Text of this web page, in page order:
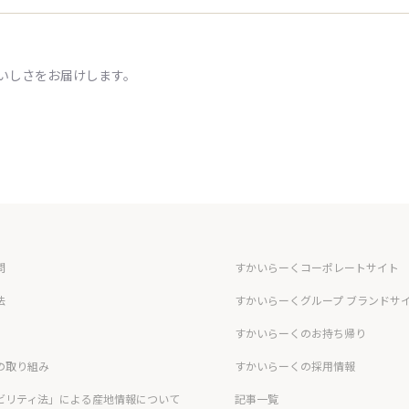
さをお届けします。
取り組み
リティ法」による産地情報について
すかいらーくコーポレートサイト
すかいらーくグループ ブランドサ
すかいらーくのお持ち帰り
すかいらーくの採用情報
記事一覧